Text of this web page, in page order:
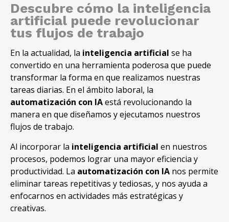
Descubre cómo la inteligencia
artificial puede revolucionar
tus flujos de trabajo
En la actualidad, la inteligencia artificial se ha
convertido en una herramienta poderosa que puede
transformar la forma en que realizamos nuestras
tareas diarias. En el ámbito laboral, la
automatización con IAestá revolucionando la
manera en que diseñamos y ejecutamos nuestros
flujos de trabajo.
Al incorporar la inteligencia artificial en nuestros
procesos, podemos lograr una mayor eficiencia y
productividad. La automatización con IA nos permite
eliminar tareas repetitivas y tediosas, y nos ayuda a
enfocarnos en actividades más estratégicas y
creativas.